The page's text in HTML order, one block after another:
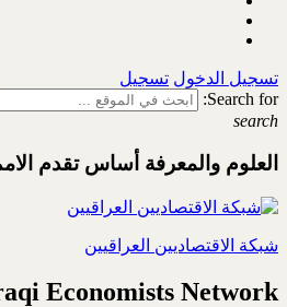
تسجيل الدخول تسجيل
Search for:
search
العلوم والمعرفة أساس تقدم
شبكة الاقتصاديين العراقيين
Economists Network